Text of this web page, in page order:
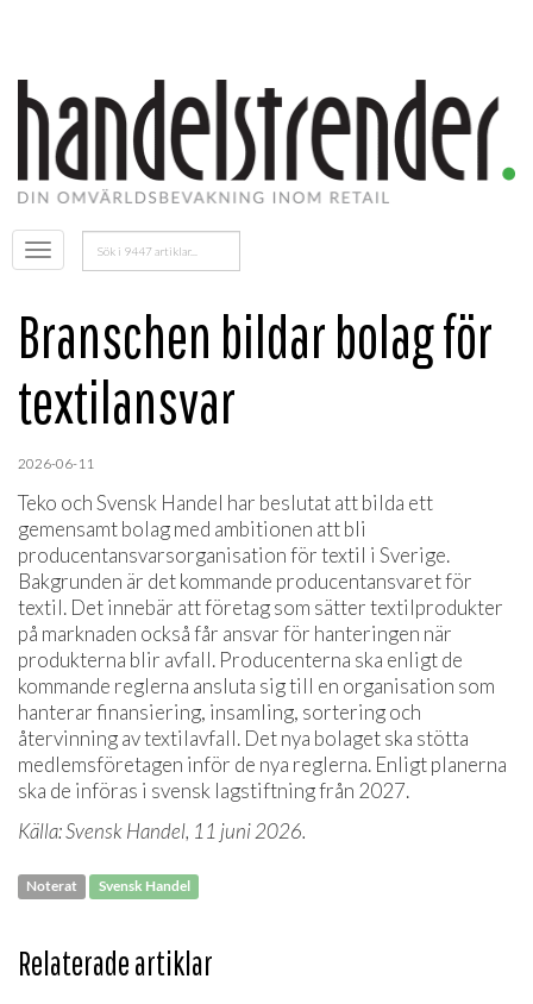
Öppna
menyn
Sök
efter:
Branschen bildar bolag för
textilansvar
2026-06-11
Teko och Svensk Handel har beslutat att bilda ett
gemensamt bolag med ambitionen att bli
producentansvarsorganisation för textil i Sverige.
Bakgrunden är det kommande producentansvaret för
textil. Det innebär att företag som sätter textilprodukter
på marknaden också får ansvar för hanteringen när
produkterna blir avfall. Producenterna ska enligt de
kommande reglerna ansluta sig till en organisation som
hanterar finansiering, insamling, sortering och
återvinning av textilavfall. Det nya bolaget ska stötta
medlemsföretagen inför de nya reglerna. Enligt planerna
ska de införas i svensk lagstiftning från 2027.
Källa: Svensk Handel, 11 juni 2026.
Noterat Svensk Handel
Relaterade artiklar